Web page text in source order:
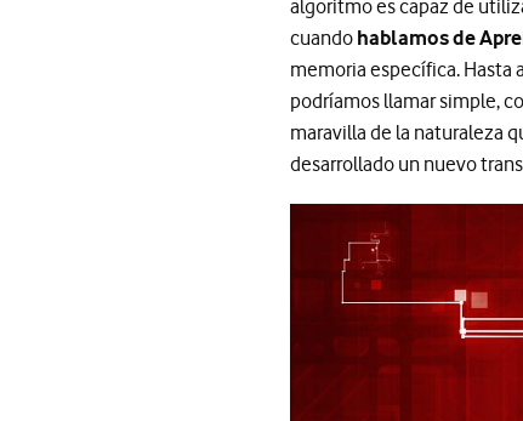
algoritmo es capaz de
cuando hablamos de
memoria específica. Hasta
podríamos llamar simple,
maravilla de la naturaleza
desarrollado un nuevo